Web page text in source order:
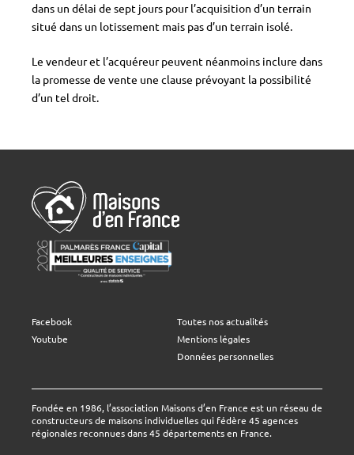
dans un délai de sept jours pour l’acquisition d’un terrain
situé dans un lotissement mais pas d’un terrain isolé.
Le vendeur et l’acquéreur peuvent néanmoins inclure dans
la promesse de vente une clause prévoyant la possibilité
d’un tel droit.
Facebook
Youtube
Toutes nos actualités
Mentions légales
Données personnelles
Fondée en 1986, l’association Maisons d’en France est un réseau de
constructeurs de maisons individuelles qui fédère 45 agences
régionales reconnues dans 45 départements en France.